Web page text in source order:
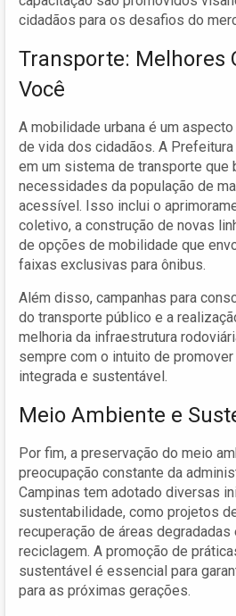
cidadãos para os desafios do
Transporte: Melhores
Você
A mobilidade urbana é um
de vida dos cidadãos. A
em um sistema de transporte que
necessidades da população de
acessível. Isso inclui o
coletivo, a construção de novas
de opções de mobilidade que
faixas exclusivas para ônibus.
Além disso, campanhas para
do transporte público e a
melhoria da infraestrutura
sempre com o intuito de
integrada e sustentável.
Meio Ambiente e
Por fim, a preservação do meio
preocupação constante da
Campinas tem adotado diversas
sustentabilidade, como projetos
recuperação de áreas degradadas
reciclagem. A promoção de
sustentável é essencial para
para as próximas gerações.